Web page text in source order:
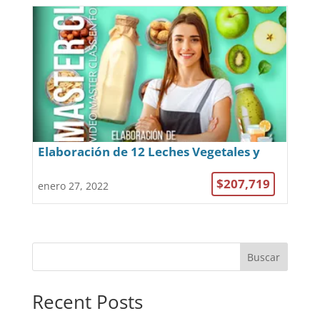
Elaboración de 12 Leches Vegetales y
Jugos Saludables para Evitar el Cáncer
enero 27, 2022 $207,719
Buscar
Recent Posts